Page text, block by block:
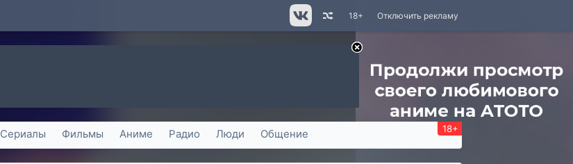
Отключить рекламу
18+
Сериалы Фильмы Аниме Радио Люди Общение 18+